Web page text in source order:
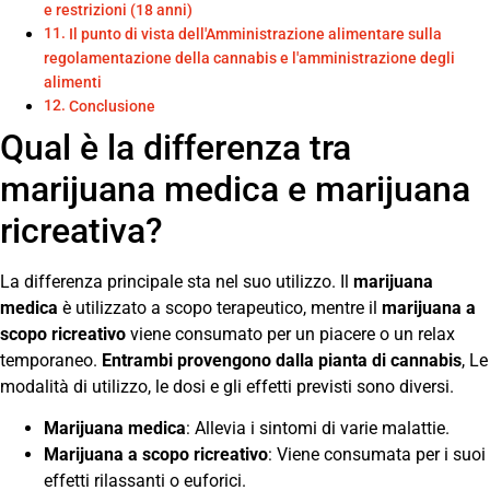
e restrizioni (18 anni)
Il punto di vista dell'Amministrazione alimentare sulla
regolamentazione della cannabis e l'amministrazione degli
alimenti
Conclusione
Qual è la differenza tra
marijuana medica e marijuana
ricreativa?
La differenza principale sta nel suo utilizzo. Il marijuana
medica è utilizzato a scopo terapeutico, mentre il marijuana a
scopo ricreativo viene consumato per un piacere o un relax
temporaneo. Entrambi provengono dalla pianta di cannabis, Le
modalità di utilizzo, le dosi e gli effetti previsti sono diversi.
Marijuana medica: Allevia i sintomi di varie malattie.
Marijuana a scopo ricreativo: Viene consumata per i suoi
effetti rilassanti o euforici.